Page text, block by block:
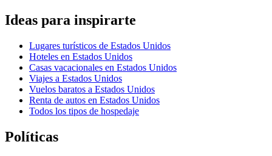
Ideas para inspirarte
Lugares turísticos de Estados Unidos
Hoteles en Estados Unidos
Casas vacacionales en Estados Unidos
Viajes a Estados Unidos
Vuelos baratos a Estados Unidos
Renta de autos en Estados Unidos
Todos los tipos de hospedaje
Políticas